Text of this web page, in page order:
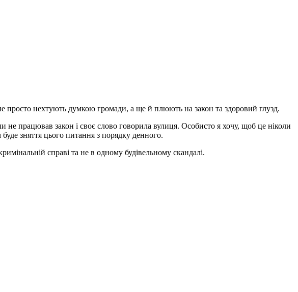
нехтують думкою громади, а ще й плюють на закон та здоровий глузд.
не працював закон і своє слово говорила вулиця. Особисто я хочу, щоб це ніколи
зняття цього питання з порядку денного.
справі та не в одному будівельному скандалі.